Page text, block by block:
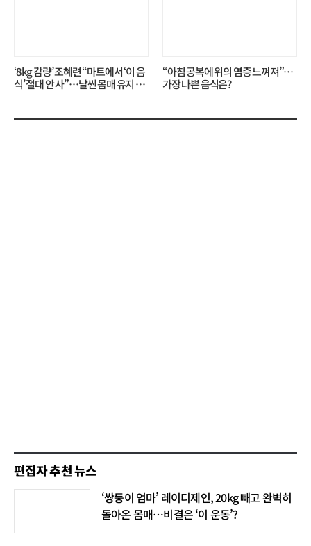
‘8kg 감량’ 조혜련 “마트에서 ‘이 음
식’ 절대 안 사”…날씬 몸매 유지 비
“아침 공복에 위의 염증 느껴져”…
가장 나쁜 음식은?
편집자 추천 뉴스
‘쌍둥이 엄마’ 레이디제인, 20kg 빼고 완벽히
돌아온 몸매…비결은 ‘이 운동’?